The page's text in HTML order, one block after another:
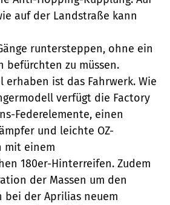
auf der Landstraße kann
runtersteppen, ohne ein
befürchten zu müssen.
erhaben ist das Fahrwerk. Wie
verfügt die Factory
Federelemente, einen
und leichte OZ-
mit einem
180er-Hinterreifen. Zudem
der Massen um den
bei der Aprilias neuem